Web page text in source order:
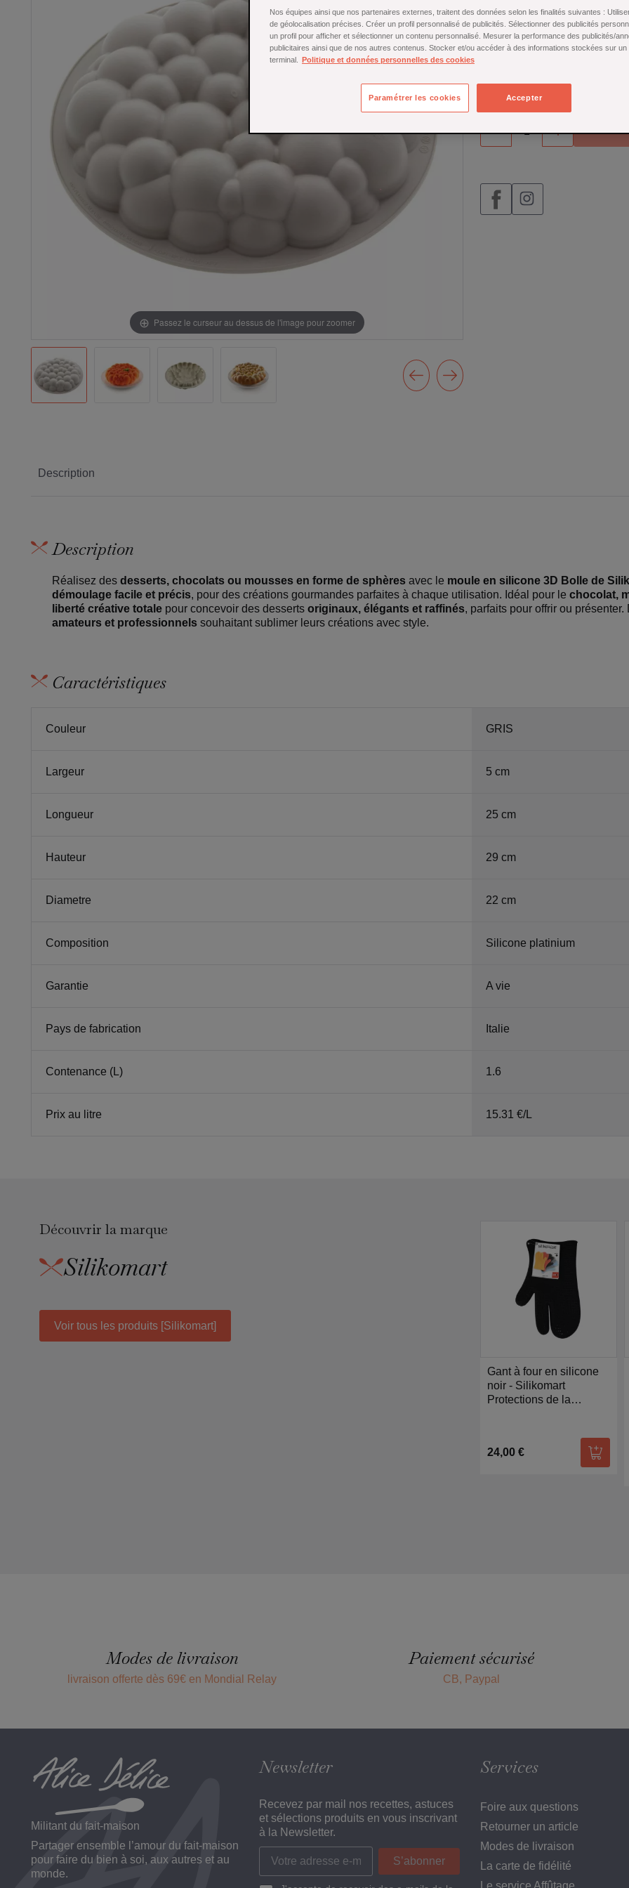
Passez le curseur au dessus de l'image pour zoomer
pâtissières originales et
En savoir plus
24,50 €
 
Description
Description
Réalisez des desserts, chocolats ou mousses en forme de sphères avec le moule en silicone 3D Bolle de
démoulage facile et précis, pour des créations gourmandes parfaites à chaque utilisation. Idéal pour le chocolat,
liberté créative totale pour concevoir des desserts originaux, élégants et raffinés, parfaits pour offrir ou
amateurs et professionnels souhaitant sublimer leurs créations avec style.
Caractéristiques
Couleur GRIS
Largeur 5 cm
Longueur 25 cm
Hauteur 29 cm
Diametre 22 cm
Composition Silicone platinium
Garantie A vie
Pays de fabrication Italie
Contenance (L) 1.6
Prix au litre 15.31 €/L
Découvrir la marque
Silikomart
Voir tous les produits [Silikomart]
Gant à four en silicone
noir - Silikomart
Protections de la
24,00 €
Modes de livraison
livraison offerte dès 69€ en Mondial Relay
Paiement sécurisé
CB, Paypal
Militant du fait-maison
Partager ensemble l’amour du fait-maison
pour faire du bien à soi, aux autres et au
monde.
Newsletter
Recevez par mail nos recettes, astuces
et sélections produits en vous inscrivant
à la Newsletter.
Services
Foire aux questions
Retourner un article
Modes de livraison
La carte de fidélité
Le service Affûtage
Nos équipes ainsi que nos partenaires externes, traitent des données selon les finalités suivantes :
de géolocalisation précises. Créer un profil personnalisé de publicités. Sélectionner des publicités
un profil pour afficher et sélectionner un contenu personnalisé. Mesurer la performance des publicités/
publicitaires ainsi que de nos autres contenus. Stocker et/ou accéder à des informations stockées sur un
terminal.
Politique et données personnelles des cookies
Accepter
Paramétrer les cookies